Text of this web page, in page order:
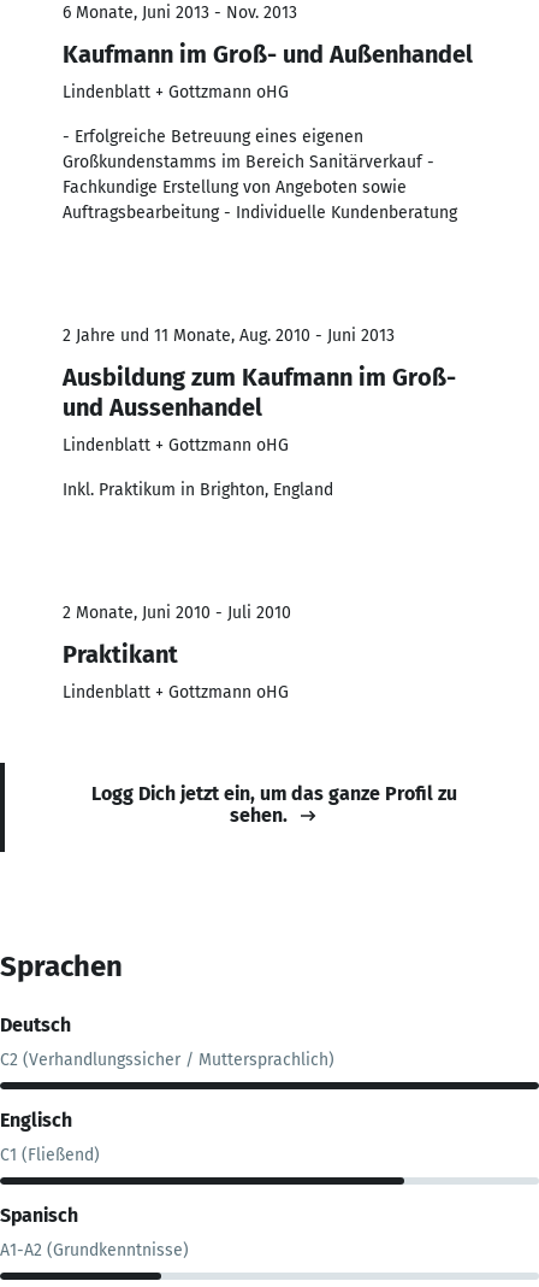
6 Monate, Juni 2013 - Nov. 2013
Kaufmann im Groß- und Außenhandel
Lindenblatt + Gottzmann oHG
- Erfolgreiche Betreuung eines eigenen
Großkundenstamms im Bereich Sanitärverkauf -
Fachkundige Erstellung von Angeboten sowie
Auftragsbearbeitung - Individuelle Kundenberatung
2 Jahre und 11 Monate, Aug. 2010 - Juni 2013
Ausbildung zum Kaufmann im Groß-
und Aussenhandel
Lindenblatt + Gottzmann oHG
Inkl. Praktikum in Brighton, England
2 Monate, Juni 2010 - Juli 2010
Praktikant
Lindenblatt + Gottzmann oHG
Logg Dich jetzt ein, um das ganze Profil zu
sehen.
Sprachen
Deutsch
C2 (Verhandlungssicher / Muttersprachlich)
Englisch
C1 (Fließend)
Spanisch
A1-A2 (Grundkenntnisse)